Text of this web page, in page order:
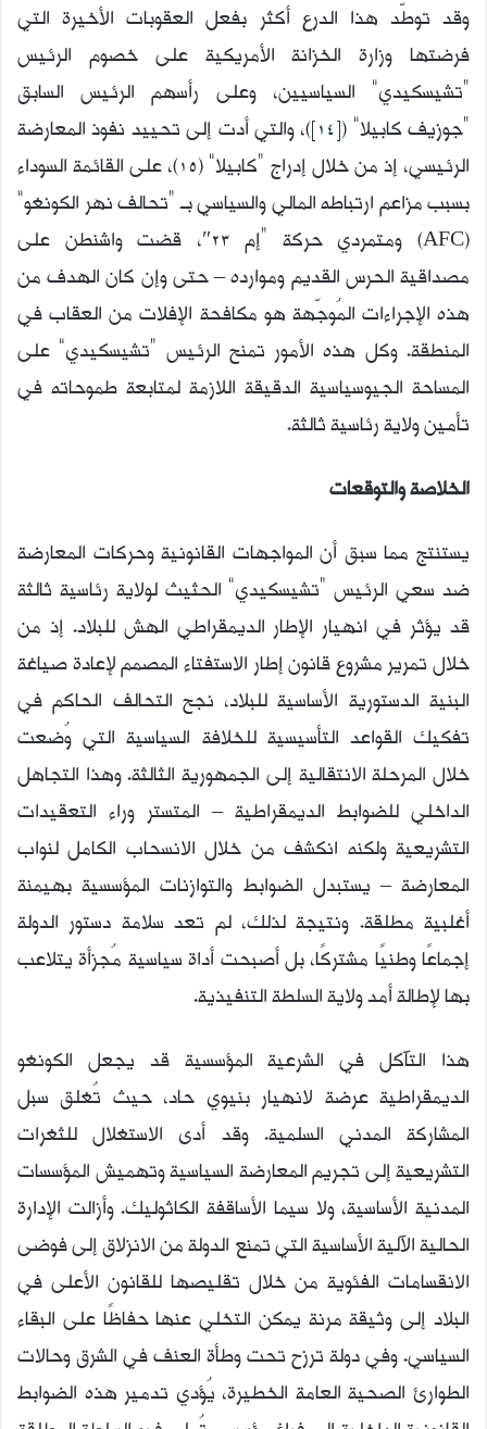
وقد توطّد هذا الدرع أكثر بفعل العقوبات الأخيرة التي
فرضتها وزارة الخزانة الأمريكية على خصوم الرئيس
“تشيسكيدي” السياسيين، وعلى رأسهم الرئيس السابق
“جوزيف كابيلا” ([14]
)، والتي أدت إلى تحييد نفوذ المعارضة
الرئيسي، إذ من خلال إدراج “كابيلا” (15)، على القائمة السوداء
بسبب مزاعم ارتباطه المالي والسياسي بـ “تحالف نهر الكونغو”
(AFC) ومتمردي حركة “إم 23″، قضت واشنطن على
مصداقية الحرس القديم وموارده – حتى وإن كان الهدف من
هذه الإجراءات المُوجّهة هو مكافحة الإفلات من العقاب في
المنطقة. وكل هذه الأمور تمنح الرئيس “تشيسكيدي” على
المساحة الجيوسياسية الدقيقة اللازمة لمتابعة طموحاته في
تأمين ولاية رئاسية ثالثة.
الخلاصة والتوقعات
يستنتج مما سبق أن المواجهات القانونية وحركات المعارضة
ضد سعي الرئيس “تشيسكيدي” الحثيث لولاية رئاسية ثالثة
قد يؤثر في انهيار الإطار الديمقراطي الهش للبلاد. إذ من
خلال تمرير مشروع قانون إطار الاستفتاء المصمم لإعادة صياغة
البنية الدستورية الأساسية للبلاد، نجح التحالف الحاكم في
تفكيك القواعد التأسيسية للخلافة السياسية التي وُضعت
خلال المرحلة الانتقالية إلى الجمهورية الثالثة. وهذا التجاهل
الداخلي للضوابط الديمقراطية – المتستر وراء التعقيدات
التشريعية ولكنه انكشف من خلال الانسحاب الكامل لنواب
المعارضة – يستبدل الضوابط والتوازنات المؤسسية بهيمنة
أغلبية مطلقة. ونتيجة لذلك، لم تعد سلامة دستور الدولة
إجماعًا وطنيًا مشتركًا، بل أصبحت أداة سياسية مُجزأة يتلاعب
بها لإطالة أمد ولاية السلطة التنفيذية.
هذا التآكل في الشرعية المؤسسية قد يجعل الكونغو
الديمقراطية عرضة لانهيار بنيوي حاد، حيث تُغلق سبل
المشاركة المدني السلمية. وقد أدى الاستغلال للثغرات
التشريعية إلى تجريم المعارضة السياسية وتهميش المؤسسات
المدنية الأساسية، ولا سيما الأساقفة الكاثوليك. وأزالت الإدارة
الحالية الآلية الأساسية التي تمنع الدولة من الانزلاق إلى فوضى
الانقسامات الفئوية من خلال تقليصها للقانون الأعلى في
البلاد إلى وثيقة مرنة يمكن التخلي عنها حفاظًا على البقاء
السياسي. وفي دولة ترزح تحت وطأة العنف في ​​الشرق وحالات
الطوارئ الصحية العامة الخطيرة، يُؤدي تدمير هذه الضوابط